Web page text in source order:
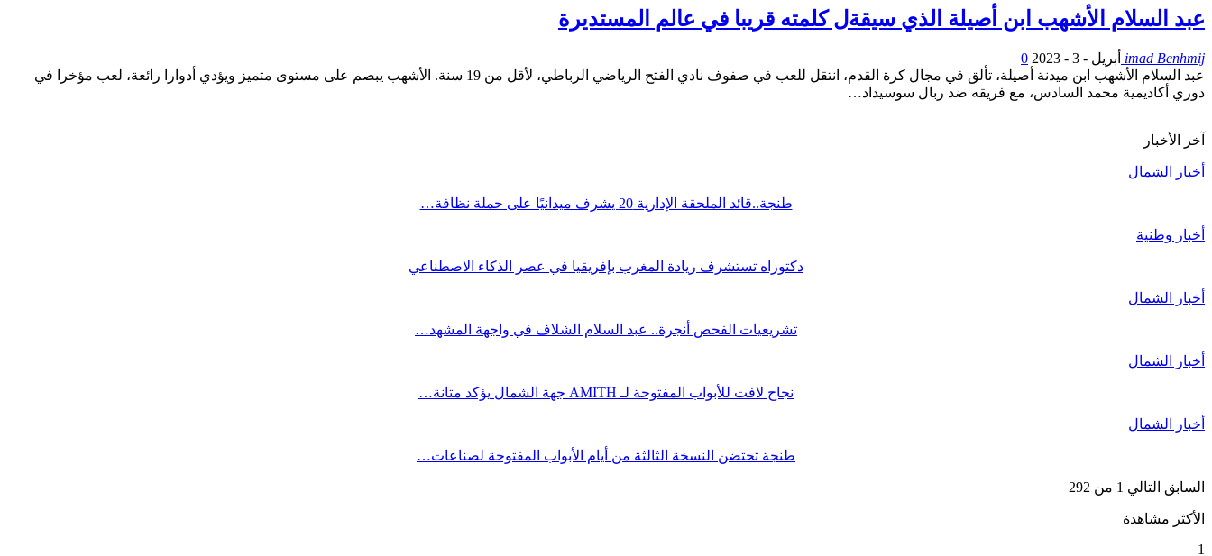
عبد السلام الأشهب ابن أصيلة الذي سيقةل كلمته قريبا في عالم المستديرة
imad Benhmij أبريل - 3 - 2023
0
عبد السلام الأشهب ابن ميدنة أصيلة، تألق في مجال كرة القدم، انتقل للعب في صفوف نادي الفتح الرياضي الرباطي، لأقل من 19 سنة. الأشهب يبصم على مستوى متميز ويؤدي أدوارا رائعة، لعب مؤخرا في
دوري أكاديمية محمد السادس، مع فريقه ضد ربال سوسيداد…
آخر الأخبار
أخبار الشمال
طنجة..قائد الملحقة الإدارية 20 يشرف ميدانيًا على حملة نظافة…
أخبار وطنية
دكتوراه تستشرف ريادة المغرب بإفريقيا في عصر الذكاء الاصطناعي
أخبار الشمال
تشريعيات الفحص أنجرة.. عبد السلام الشلاف في واجهة المشهد…
أخبار الشمال
نجاح لافت للأبواب المفتوحة لـ AMITH جهة الشمال يؤكد متانة…
أخبار الشمال
طنجة تحتضن النسخة الثالثة من أيام الأبواب المفتوحة لصناعات…
السابق التالي 1 من 292
الأكثر مشاهدة
1